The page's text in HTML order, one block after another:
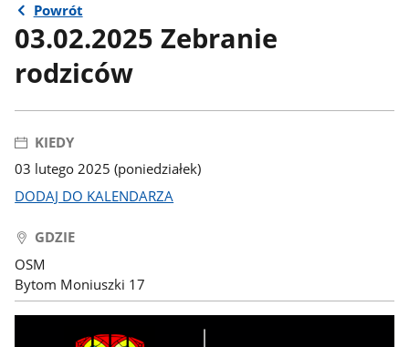
Powrót
03.02.2025 Zebranie
rodziców
KIEDY
03 lutego 2025 (poniedziałek)
DODAJ DO KALENDARZA
GDZIE
OSM
Bytom Moniuszki 17